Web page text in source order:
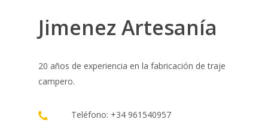
Jimenez Artesanía
20 años de experiencia en la fabricación de traje
campero.
Teléfono: +34 961540957